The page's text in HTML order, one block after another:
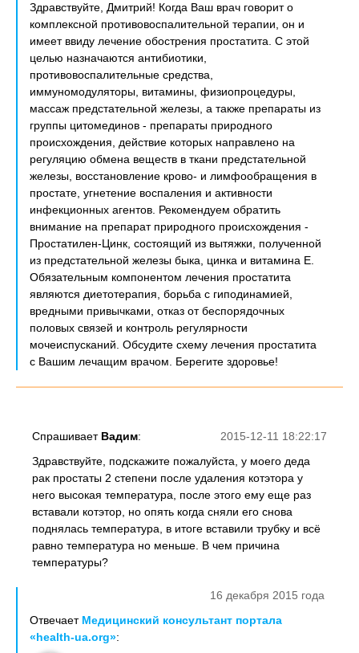
Здравствуйте, Дмитрий! Когда Ваш врач говорит о
комплексной противовоспалительной терапии, он и
имеет ввиду лечение обострения простатита. С этой
целью назначаются антибиотики,
противовоспалительные средства,
иммуномодуляторы, витамины, физиопроцедуры,
массаж предстательной железы, а также препараты из
группы цитомединов - препараты природного
происхождения, действие которых направлено на
регуляцию обмена веществ в ткани предстательной
железы, восстановление крово- и лимфообращения в
простате, угнетение воспаления и активности
инфекционных агентов. Рекомендуем обратить
внимание на препарат природного происхождения -
Простатилен-Цинк, состоящий из вытяжки, полученной
из предстательной железы быка, цинка и витамина Е.
Обязательным компонентом лечения простатита
являются диетотерапия, борьба с гиподинамией,
вредными привычками, отказ от беспорядочных
половых связей и контроль регулярности
мочеиспусканий. Обсудите схему лечения простатита
с Вашим лечащим врачом. Берегите здоровье!
2015-12-11 18:22:17
Спрашивает Вадим:
Здравствуйте, подскажите пожалуйста, у моего деда
рак простаты 2 степени после удаления котэтора у
него высокая температура, после этого ему еще раз
вставали котэтор, но опять когда сняли его снова
поднялась температура, в итоге вставили трубку и всё
равно температура но меньше. В чем причина
температуры?
16 декабря 2015 года
Отвечает Медицинский консультант портала
«health-ua.org»: